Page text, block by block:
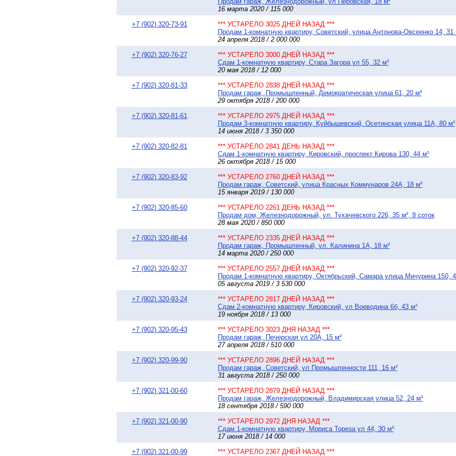
16 марта 2020 / 115 000
+7 (902) 320-73-91
*** УСТАРЕЛО 3025 ДНЕЙ НАЗАД ***
Продам 1-комнатную квартиру, Советский, улица Антонова-Овсеенко 14, 31
24 апреля 2018 / 2 000 000
+7 (902) 320-76-27
*** УСТАРЕЛО 3000 ДНЕЙ НАЗАД ***
Сдам 1-комнатную квартиру, Стара Загора ул 55, 32 м²
20 мая 2018 / 12 000
+7 (902) 320-81-33
*** УСТАРЕЛО 2838 ДНЕЙ НАЗАД ***
Продам гараж, Промышленный, Демократическая улица 61, 20 м²
29 октября 2018 / 200 000
+7 (902) 320-81-61
*** УСТАРЕЛО 2975 ДНЕЙ НАЗАД ***
Продам 3-комнатную квартиру, Куйбышевский, Осетинская улица 11А, 80 м²
14 июня 2018 / 3 350 000
+7 (902) 320-82-81
*** УСТАРЕЛО 2841 ДЕНЬ НАЗАД ***
Сдам 1-комнатную квартиру, Кировский, проспект Кирова 130, 44 м²
26 октября 2018 / 15 000
+7 (902) 320-83-92
*** УСТАРЕЛО 2760 ДНЕЙ НАЗАД ***
Продам гараж, Советский, улица Красных Коммунаров 24А, 18 м²
15 января 2019 / 130 000
+7 (902) 320-85-60
*** УСТАРЕЛО 2261 ДЕНЬ НАЗАД ***
Продам дом, Железнодорожный, ул. Тухачевского 226, 35 м², 8 соток
28 мая 2020 / 850 000
+7 (902) 320-88-44
*** УСТАРЕЛО 2335 ДНЕЙ НАЗАД ***
Продам гараж, Промышленный, ул. Калинина 1А, 18 м²
14 марта 2020 / 250 000
+7 (902) 320-92-37
*** УСТАРЕЛО 2557 ДНЕЙ НАЗАД ***
Продам 1-комнатную квартиру, Октябрьский, Самара улица Мичурина 150,
05 августа 2019 / 3 530 000
+7 (902) 320-93-24
*** УСТАРЕЛО 2817 ДНЕЙ НАЗАД ***
Сдам 2-комнатную квартиру, Кировский, ул Воеводина 6б, 43 м²
19 ноября 2018 / 13 000
+7 (902) 320-95-43
*** УСТАРЕЛО 3023 ДНЯ НАЗАД ***
Продам гараж, Печерская ул 20А, 15 м²
27 апреля 2018 / 510 000
+7 (902) 320-99-90
*** УСТАРЕЛО 2896 ДНЕЙ НАЗАД ***
Продам гараж, Советский, ул Промышленности 111, 16 м²
31 августа 2018 / 250 000
+7 (902) 321-00-60
*** УСТАРЕЛО 2879 ДНЕЙ НАЗАД ***
Продам гараж, Железнодорожный, Владимирская улица 52, 24 м²
18 сентября 2018 / 590 000
+7 (902) 321-00-90
*** УСТАРЕЛО 2972 ДНЯ НАЗАД ***
Сдам 1-комнатную квартиру, Мориса Тореза ул 44, 30 м²
17 июня 2018 / 14 000
+7 (902) 321-00-99
*** УСТАРЕЛО 2367 ДНЕЙ НАЗАД ***